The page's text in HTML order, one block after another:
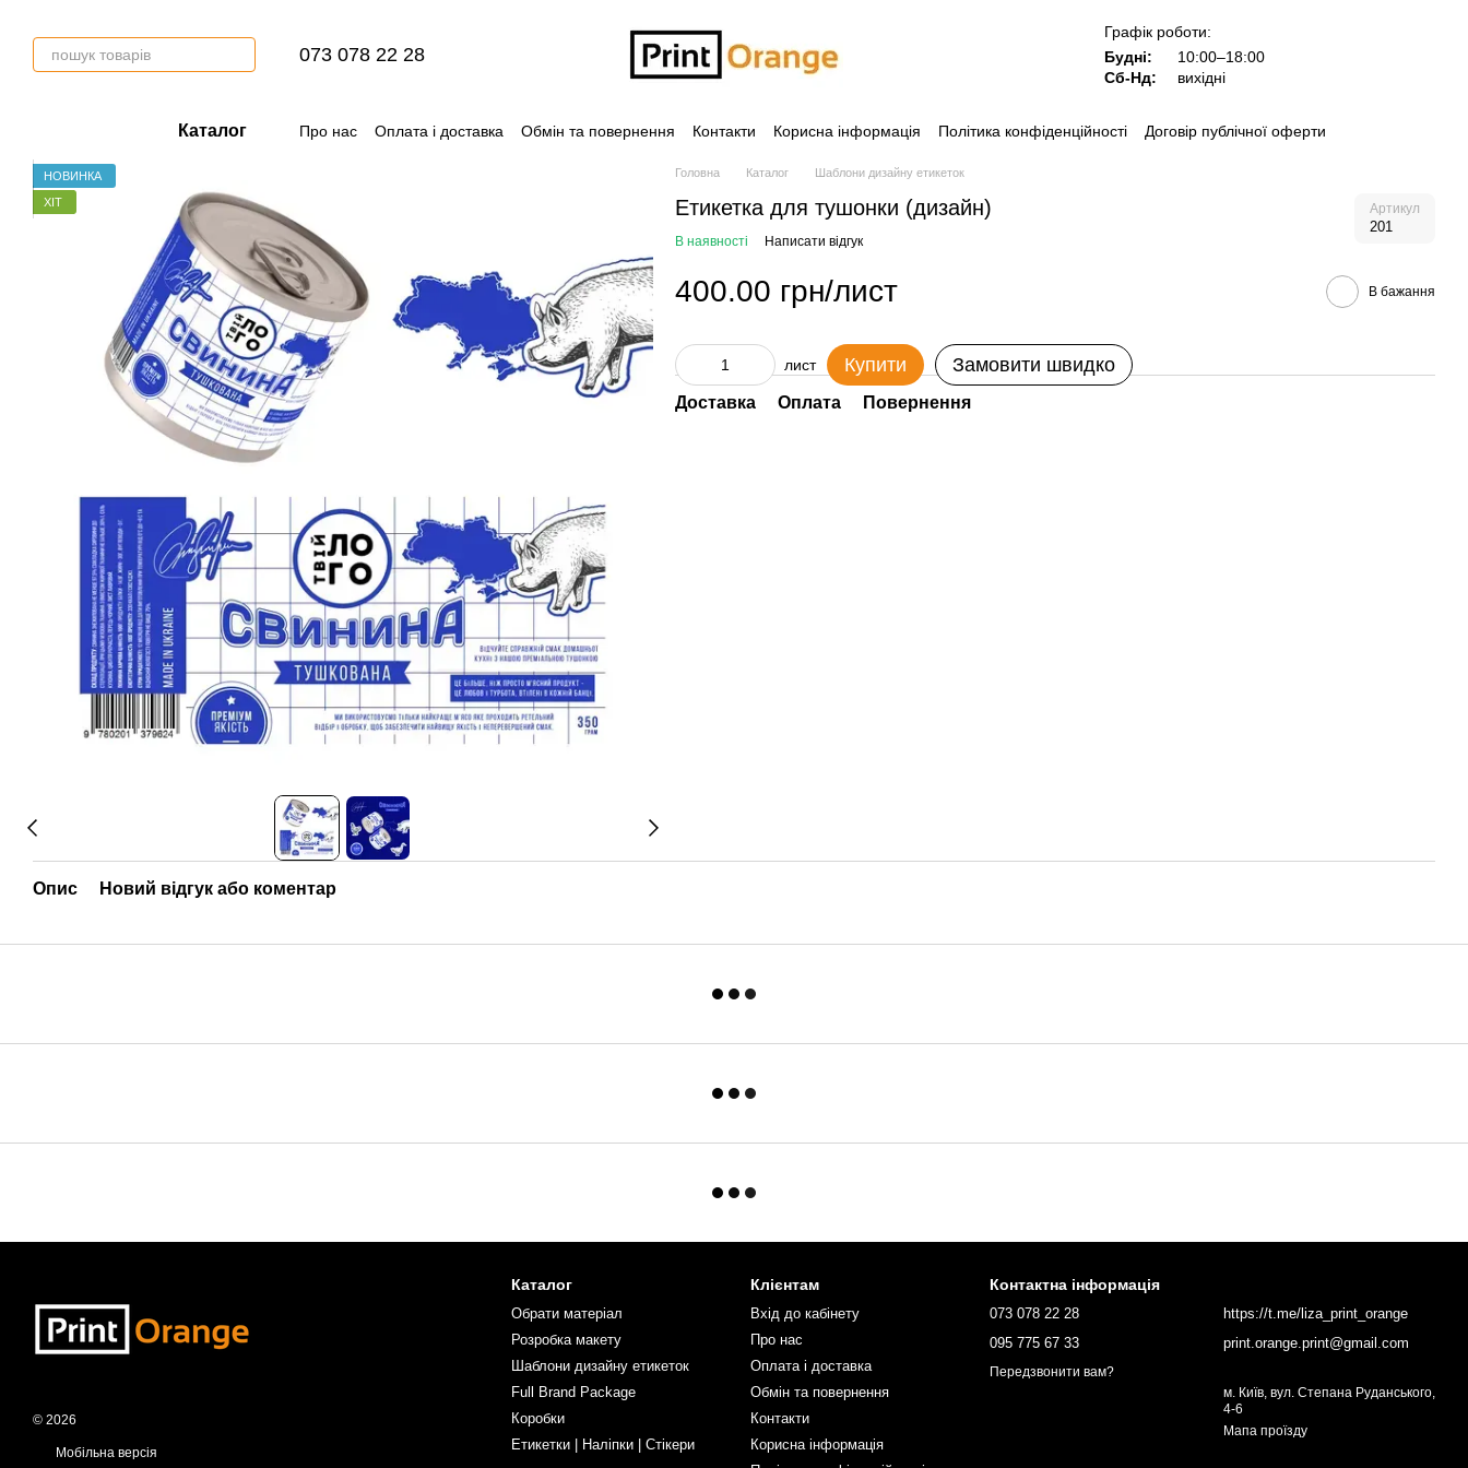
073 078 22 28
Графік роботи:
Будні:
10:00–18:00
Сб-Нд:
вихідні
Каталог Про нас Оплата і доставка Обмін та повернення Контакти Корисна інформація Політика конфіденційності Договір публічної оферти
НОВИНКА
ХІТ
Головна Каталог Шаблони дизайну етикеток
Етикетка для тушонки (дизайн) Артикул
201
В наявності Написати відгук
400.00 грн/лист В бажання
лист Купити Замовити швидко
Доставка Оплата Повернення
Опис Новий відгук або коментар
© 2026
Мобільна версія
Каталог
Обрати матеріал
Розробка макету
Шаблони дизайну етикеток
Full Brand Package
Коробки
Етикетки | Наліпки | Стікери
Клієнтам
Вхід до кабінету
Про нас
Оплата і доставка
Обмін та повернення
Контакти
Корисна інформація
Контактна інформація
073 078 22 28
095 775 67 33
Передзвонити вам?
https://t.me/liza_print_orange
print.orange.print@gmail.com
м. Київ, вул. Степана Руданського,
4-6
Мапа проїзду